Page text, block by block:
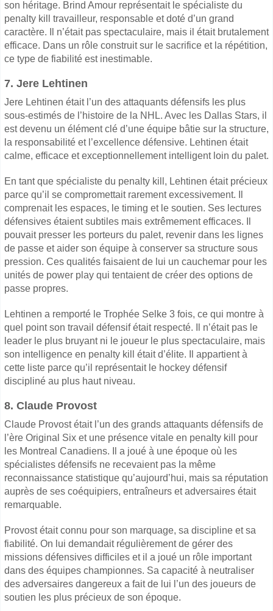
son héritage. Brind Amour représentait le spécialiste du
penalty kill travailleur, responsable et doté d’un grand
caractère. Il n’était pas spectaculaire, mais il était brutalement
efficace. Dans un rôle construit sur le sacrifice et la répétition,
ce type de fiabilité est inestimable.
7. Jere Lehtinen
Jere Lehtinen était l’un des attaquants défensifs les plus
sous-estimés de l’histoire de la NHL. Avec les Dallas Stars, il
est devenu un élément clé d’une équipe bâtie sur la structure,
la responsabilité et l’excellence défensive. Lehtinen était
calme, efficace et exceptionnellement intelligent loin du palet.
En tant que spécialiste du penalty kill, Lehtinen était précieux
parce qu’il se compromettait rarement excessivement. Il
comprenait les espaces, le timing et le soutien. Ses lectures
défensives étaient subtiles mais extrêmement efficaces. Il
pouvait presser les porteurs du palet, revenir dans les lignes
de passe et aider son équipe à conserver sa structure sous
pression. Ces qualités faisaient de lui un cauchemar pour les
unités de power play qui tentaient de créer des options de
passe propres.
Lehtinen a remporté le Trophée Selke 3 fois, ce qui montre à
quel point son travail défensif était respecté. Il n’était pas le
leader le plus bruyant ni le joueur le plus spectaculaire, mais
son intelligence en penalty kill était d’élite. Il appartient à
cette liste parce qu’il représentait le hockey défensif
discipliné au plus haut niveau.
8. Claude Provost
Claude Provost était l’un des grands attaquants défensifs de
l’ère Original Six et une présence vitale en penalty kill pour
les Montreal Canadiens. Il a joué à une époque où les
spécialistes défensifs ne recevaient pas la même
reconnaissance statistique qu’aujourd’hui, mais sa réputation
auprès de ses coéquipiers, entraîneurs et adversaires était
remarquable.
Provost était connu pour son marquage, sa discipline et sa
fiabilité. On lui demandait régulièrement de gérer des
missions défensives difficiles et il a joué un rôle important
dans des équipes championnes. Sa capacité à neutraliser
des adversaires dangereux a fait de lui l’un des joueurs de
soutien les plus précieux de son époque.